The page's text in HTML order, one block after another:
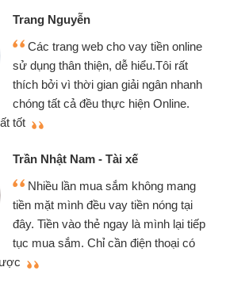
Trang Nguyễn
Các trang web cho vay tiền online
sử dụng thân thiện, dễ hiểu.Tôi rất
thích bởi vì thời gian giải ngân nhanh
chóng tất cả đều thực hiện Online.
tốt
Trần Nhật Nam - Tài xế
Nhiều lần mua sắm không mang
tiền mặt mình đều vay tiền nóng tại
đây. Tiền vào thẻ ngay là mình lại tiếp
tục mua sắm. Chỉ cần điện thoại có